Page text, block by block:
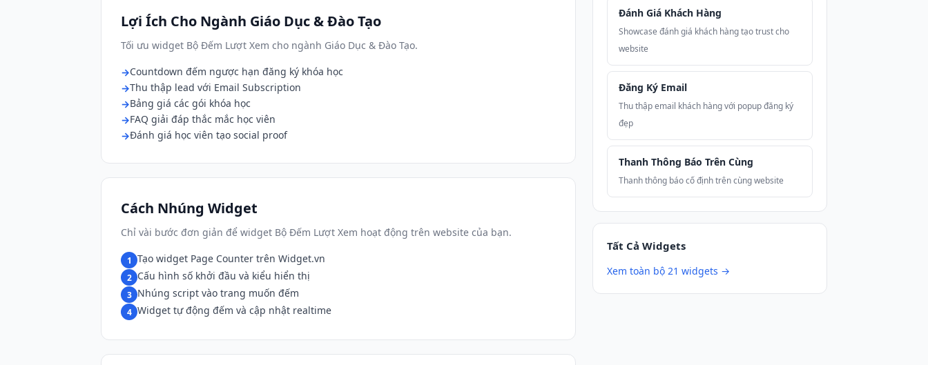
Lợi Ích Cho Ngành Giáo Dục & Đào Tạo
Tối ưu widget Bộ Đếm Lượt Xem cho ngành Giáo Dục & Đào Tạo.
Countdown đếm ngược hạn đăng ký khóa học
Thu thập lead với Email Subscription
Bảng giá các gói khóa học
FAQ giải đáp thắc mắc học viên
Đánh giá học viên tạo social proof
Cách Nhúng Widget
Chỉ vài bước đơn giản để widget Bộ Đếm Lượt Xem hoạt động trên website của bạn.
1 Tạo widget Page Counter trên Widget.vn
2 Cấu hình số khởi đầu và kiểu hiển thị
3 Nhúng script vào trang muốn đếm
4 Widget tự động đếm và cập nhật realtime
Đánh Giá Khách Hàng
Showcase đánh giá khách hàng tạo trust cho
website
Đăng Ký Email
Thu thập email khách hàng với popup đăng ký
đẹp
Thanh Thông Báo Trên Cùng
Thanh thông báo cố định trên cùng website
Tất Cả Widgets
Xem toàn bộ 21 widgets →